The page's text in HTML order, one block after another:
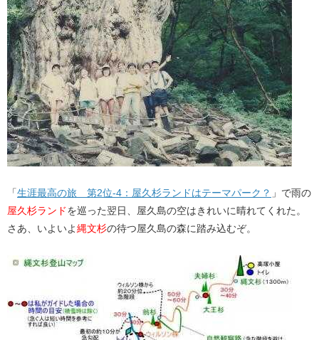
「​生涯最高の旅 第2位-4：屋久杉ランドはテーマパーク？ ​」で雨の
屋久杉ランドを巡った翌日、屋久島の空はきれいに晴れてくれた。
さあ、いよいよ縄文杉の待つ屋久島の森に踏み込むぞ。